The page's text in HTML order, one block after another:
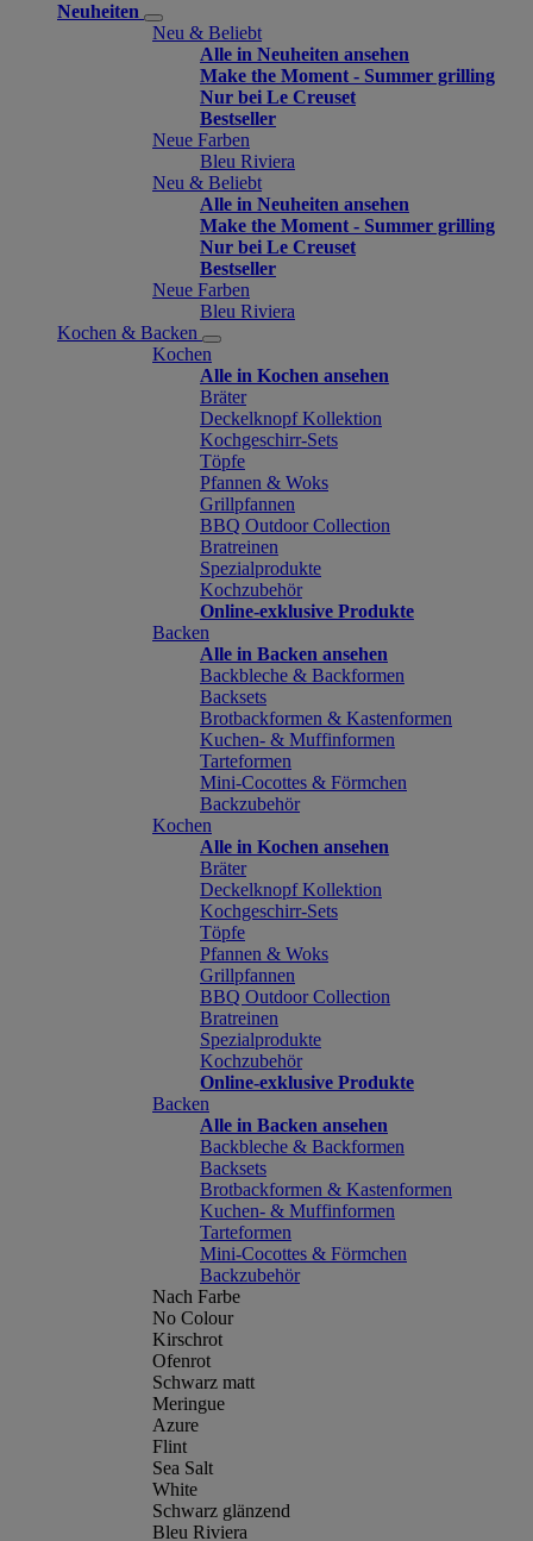
Neuheiten
Neu & Beliebt
Alle in Neuheiten ansehen
Make the Moment - Summer grilling
Nur bei Le Creuset
Bestseller
Neue Farben
Bleu Riviera
Neu & Beliebt
Alle in Neuheiten ansehen
Make the Moment - Summer grilling
Nur bei Le Creuset
Bestseller
Neue Farben
Bleu Riviera
Kochen & Backen
Kochen
Alle in Kochen ansehen
Bräter
Deckelknopf Kollektion
Kochgeschirr-Sets
Töpfe
Pfannen & Woks
Grillpfannen
BBQ Outdoor Collection
Bratreinen
Spezialprodukte
Kochzubehör
Online-exklusive Produkte
Backen
Alle in Backen ansehen
Backbleche & Backformen
Backsets
Brotbackformen & Kastenformen
Kuchen- & Muffinformen
Tarteformen
Mini-Cocottes & Förmchen
Backzubehör
Kochen
Alle in Kochen ansehen
Bräter
Deckelknopf Kollektion
Kochgeschirr-Sets
Töpfe
Pfannen & Woks
Grillpfannen
BBQ Outdoor Collection
Bratreinen
Spezialprodukte
Kochzubehör
Online-exklusive Produkte
Backen
Alle in Backen ansehen
Backbleche & Backformen
Backsets
Brotbackformen & Kastenformen
Kuchen- & Muffinformen
Tarteformen
Mini-Cocottes & Förmchen
Backzubehör
Nach Farbe
No Colour
Kirschrot
Ofenrot
Schwarz matt
Meringue
Azure
Flint
Sea Salt
White
Schwarz glänzend
Bleu Riviera